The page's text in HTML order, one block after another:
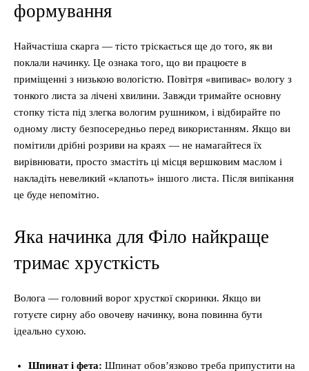
формування
Найчастіша скарга — тісто тріскається ще до того, як ви
поклали начинку. Це ознака того, що ви працюєте в
приміщенні з низькою вологістю. Повітря «випиває» вологу з
тонкого листа за лічені хвилини. Завжди тримайте основну
стопку тіста під злегка вологим рушником, і відбирайте по
одному листу безпосередньо перед використанням. Якщо ви
помітили дрібні розриви на краях — не намагайтеся їх
вирівнювати, просто змастіть ці місця вершковим маслом і
накладіть невеликий «клапоть» іншого листа. Після випікання
це буде непомітно.
Яка начинка для Філо найкраще
тримає хрусткість
Волога — головний ворог хрусткої скоринки. Якщо ви
готуєте сирну або овочеву начинку, вона повинна бути
ідеально сухою.
Шпинат і фета: Шпинат обов’язково треба припустити на